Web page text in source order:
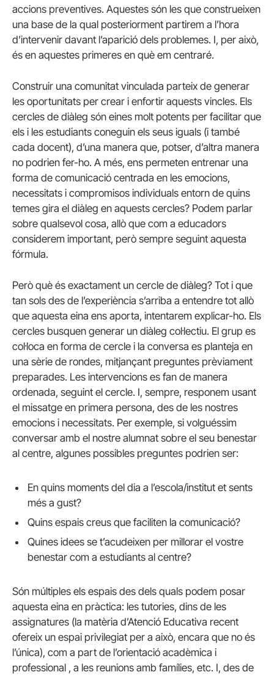
accions preventives. Aquestes són les que construeixen
una base de la qual posteriorment partirem a l’hora
d’intervenir davant l’aparició dels problemes. I, per això,
és en aquestes primeres en què em centraré.
Construir una comunitat vinculada parteix de generar
les oportunitats per crear i enfortir aquests vincles. Els
cercles de diàleg són eines molt potents per facilitar que
els i les estudiants coneguin els seus iguals (i també
cada docent), d’una manera que, potser, d’altra manera
no podrien fer-ho. A més, ens permeten entrenar una
forma de comunicació centrada en les emocions,
necessitats i compromisos individuals entorn de quins
temes gira el diàleg en aquests cercles? Podem parlar
sobre qualsevol cosa, allò que com a educadors
considerem important, però sempre seguint aquesta
fórmula.
Però què és exactament un cercle de diàleg? Tot i que
tan sols des de l’experiència s’arriba a entendre tot allò
que aquesta eina ens aporta, intentarem explicar-ho. Els
cercles busquen generar un diàleg col·lectiu. El grup es
col·loca en forma de cercle i la conversa es planteja en
una sèrie de rondes, mitjançant preguntes prèviament
preparades. Les intervencions es fan de manera
ordenada, seguint el cercle. I, sempre, responem usant
el missatge en primera persona, des de les nostres
emocions i necessitats. Per exemple, si volguéssim
conversar amb el nostre alumnat sobre el seu benestar
al centre, algunes possibles preguntes podrien ser:
En quins moments del dia a l’escola/institut et sents
més a gust?
Quins espais creus que faciliten la comunicació?
Quines idees se t’acudeixen per millorar el vostre
benestar com a estudiants al centre?
Són múltiples els espais des dels quals podem posar
aquesta eina en pràctica: les tutories, dins de les
assignatures (la matèria d’Atenció Educativa recent
ofereix un espai privilegiat per a això, encara que no és
l’única), com a part de l’orientació acadèmica i
professional , a les reunions amb famílies, etc. I, des de